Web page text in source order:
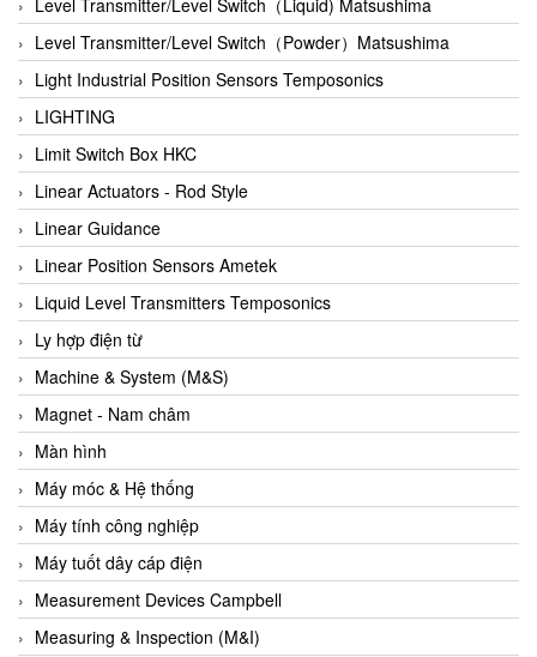
Autec
Auto Flow
Automatic valve
Aventics
Avproglobal
Axiomtek
AZBIL
B&C Electronics
B&R
Babcok wilcox
Baelz Automatic Vietnam
Bahr Modultechnik Vietnam
Balluff
BamBo Vietnam
Barel Vietnam
Barksdale
Bartec
Level Transmitter/Level Switch（Powder）Matsushima
Light Industrial Position Sensors Temposonics
LIGHTING
Limit Switch Box HKC
Linear Actuators - Rod Style
Linear Guidance
Linear Position Sensors Ametek
Liquid Level Transmitters Temposonics
Ly hợp điện từ
Machine & System (M&S)
Magnet - Nam châm
Màn hình
Máy móc & Hệ thống
Máy tính công nghiệp
Máy tuốt dây cáp điện
Measurement Devices Campbell
Measuring & Inspection (M&I)